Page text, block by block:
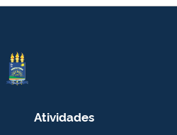
Atividades